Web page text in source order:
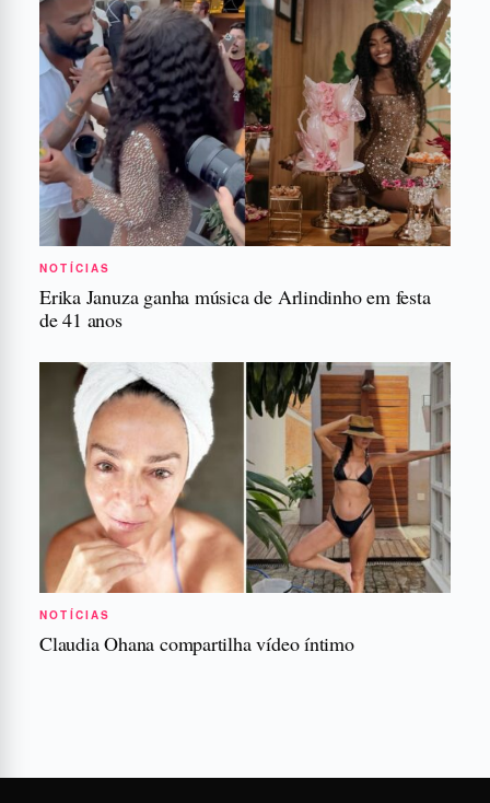
NOTÍCIAS
Erika Januza ganha música de Arlindinho em festa
de 41 anos
NOTÍCIAS
Claudia Ohana compartilha vídeo íntimo